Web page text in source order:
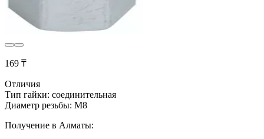
169 ₸
Отличия
Тип гайки: соединительная
Диаметр резьбы: М8
Получение в Алматы: